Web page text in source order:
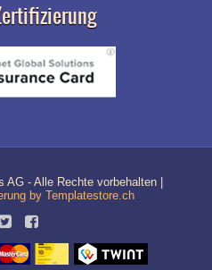
- Alle Rechte vorbehalten |
by Templatestore.ch